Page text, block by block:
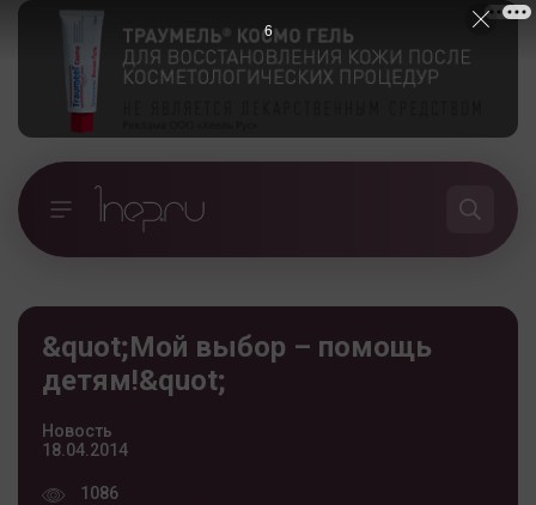
&quot;Мой выбор – помощь
детям!&quot;
Новость
18.04.2014
1086
6